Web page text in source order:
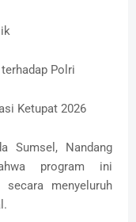
Polri
Ketupat 2026
Sumsel, Nandang
program ini
menyeluruh